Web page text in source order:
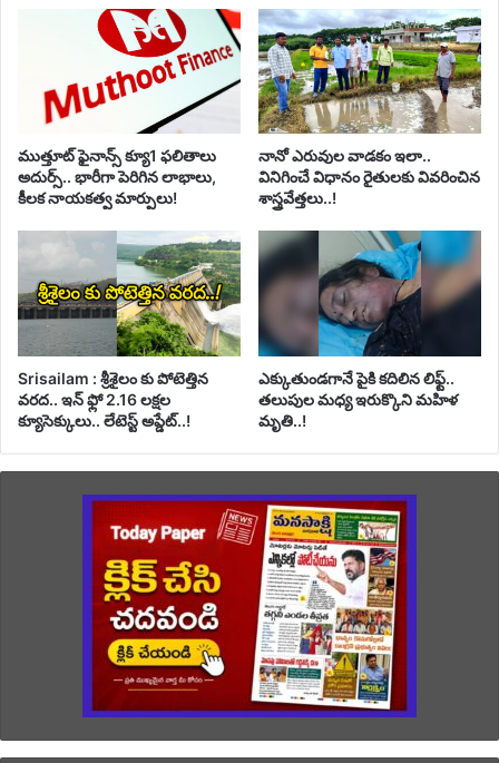
ముత్తూట్ ఫైనాన్స్ క్యూ1 ఫలితాలు
అదుర్స్.. భారీగా పెరిగిన లాభాలు,
కీలక నాయకత్వ మార్పులు!
నానో ఎరువుల వాడకం ఇలా..
వినిగించే విధానం రైతులకు వివరించిన
శాస్త్రవేత్తలు..!
Srisailam : శ్రీశైలం కు పోటెత్తిన
వరద.. ఇన్ ఫ్లో 2.16 లక్షల
క్యూసెక్కులు.. లేటెస్ట్ అప్డేట్..!
ఎక్కుతుండగానే పైకి కదిలిన లిఫ్ట్‌..
తలుపుల మధ్య ఇరుక్కొని మహిళ
మృతి..!